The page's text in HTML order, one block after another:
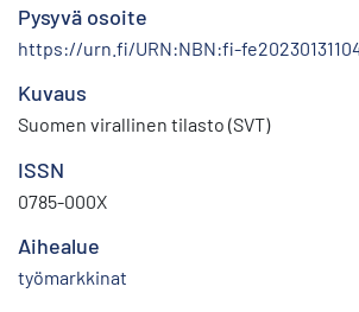
Pysyvä osoite
https://urn.fi/URN:NBN:fi-
Kuvaus
Suomen virallinen tilasto (SVT)
ISSN
0785-000X
Aihealue
työmarkkinat